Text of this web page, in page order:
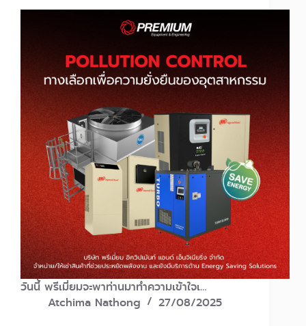
วันนี้ พรีเมี่ยมจะพาท่านมาทำความเข้าใจเ…
Atchima Nathong
27/08/2025